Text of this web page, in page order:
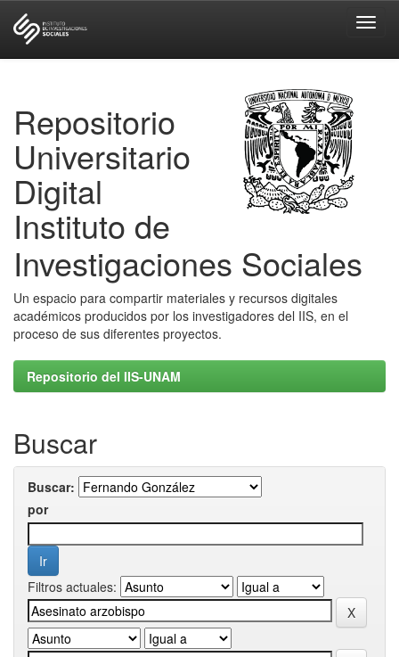
Repositorio
Universitario
Digital
Instituto de
Investigaciones Sociales
Un espacio para compartir materiales y recursos digitales
académicos producidos por los investigadores del IIS, en el
proceso de sus diferentes proyectos.
Repositorio del IIS-UNAM
Buscar
Buscar:
por
Filtros actuales: